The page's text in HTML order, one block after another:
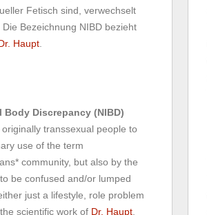
Fetisch sind, verwechselt
Bezeichnung NIBD bezieht
Haupt
Discrepancy (NIBD)
transsexual people to
use of the term
community, but also by the
be confused and/or lumped
just a lifestyle, role problem
scientific work of Dr. Haupt